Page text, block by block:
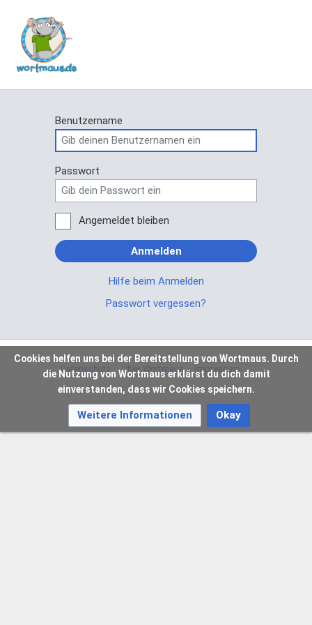
Benutzername
Passwort
Angemeldet bleiben
Anmelden
Hilfe beim Anmelden
Passwort vergessen?
Datenschutz Über Wortmaus Impressum
Cookies helfen uns bei der Bereitstellung von Wortmaus. Durch
die Nutzung von Wortmaus erklärst du dich damit
einverstanden, dass wir Cookies speichern.
Weitere Informationen Okay